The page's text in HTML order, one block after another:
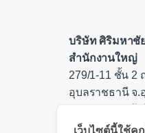
บริษัท ศิริมหาชั
สำนักงานใหญ่
279/1-11 ชั้น 2
อุบลราชธานี จ.
เว็บไซต์นี้ใช้คุ